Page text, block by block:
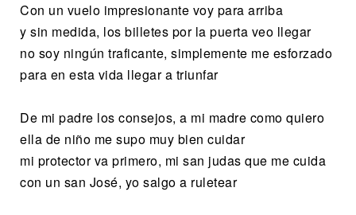
Con un vuelo impresionante voy para arriba
y sin medida, los billetes por la puerta veo llegar
no soy ningún traficante, simplemente me esforzado
para en esta vida llegar a triunfar
De mi padre los consejos, a mi madre como quiero
ella de niño me supo muy bien cuidar
mi protector va primero, mi san judas que me cuida
con un san José, yo salgo a ruletear